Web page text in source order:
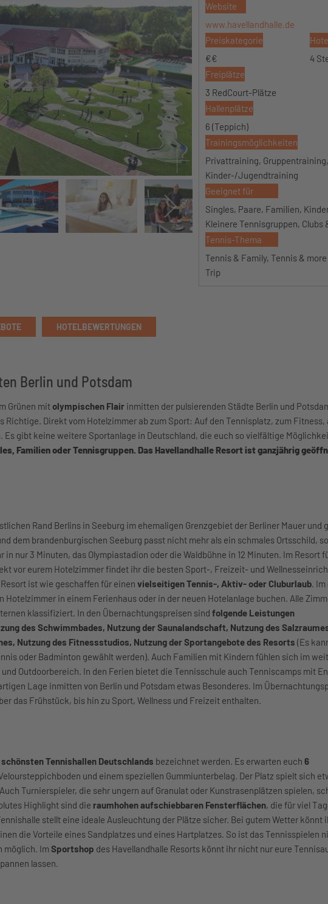
Website
www.havellandhalle.de
Preiskategorie
€€
4
Freiplätze
3 RedCourt-Plätze
Hallenplätze
6 (Teppich)
Trainingsmöglichkeiten
Privattraining, Gruppentraining,
Kinder-/Jugendtraining
Geeignet für
Singles, Paare, Familien,
Kleinere Tennisgruppen, Clubs
Tennis-Thema
Tennis & Family, Tennis &
Trip
HOTELBEWERTUNGEN
Berlin und Potsdam
Grünen mitolympischen Flair inmitten der pulsierenden Städte Berlin und
Richtige. Direkt vom Hotelzimmer ab zum Sport: Auf den Tennisplatz, zum
Es gibt keine weitere Sportanlage in Deutschland, die euch so vielfältige
Familien oder Tennisgruppen. Das Havellandhalle Resort ist ganzjährig
Rand Berlins in Seeburg im ehemaligen Grenzgebiet der Berliner Mauer und
dem brandenburgischen Seeburg passt nicht mehr als ein schmales Ortsschild,
nur 3 Minuten, das Olympiastadion oder die Waldbühne in 12 Minuten. Im Resort
vor eurem Hotelzimmer findet ihr die besten Sport-, Freizeit- und
ist wie geschaffen für einen vielseitigen Tennis-, Aktiv- oder Cluburlaub.
in einem Ferienhaus oder in der neuen Hotelanlage buchen. Alle
klassifiziert. In den Übernachtungspreisen sind folgende Leistungen
des Schwimmbades, Nutzung der Saunalandschaft, Nutzung des
Nutzung des Fitnessstudios, Nutzung der Sportangebote des Resorts (Es
oder Badminton gewählt werden). Auch Familien mit Kindern fühlen sich im
Outdoorbereich. In den Ferien bietet die Tennisschule auch Tenniscamps mit
Lage inmitten von Berlin und Potsdam etwas Besonderes. Im
das Frühstück, bis hin zu Sport, Wellness und Freizeit enthalten.
Tennishallen Deutschlands bezeichnet werden. Es erwarten euch 6
und einem speziellen Gummiunterbelag. Der Platz spielt sich
Turnierspieler, die sehr ungern auf Granulat oder Kunstrasenplätzen spielen,
Highlight sind die raumhohen aufschiebbaren Fensterflächen, die für viel
stellt eine ideale Ausleuchtung der Plätze sicher. Bei gutem Wetter könnt
die Vorteile eines Sandplatzes und eines Hartplatzes. So ist das Tennisspielen
möglich. ImSportshop des Havellandhalle Resorts könnt ihr nicht nur eure
lassen.